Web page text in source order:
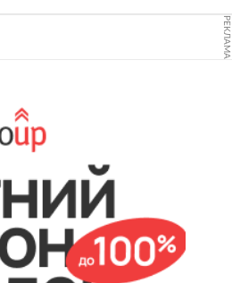
РЕКЛАМА